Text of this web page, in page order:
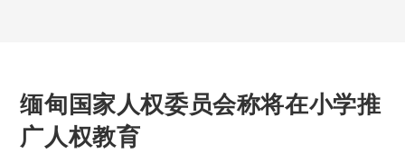
缅甸国家人权委员会称将在小学推
广人权教育